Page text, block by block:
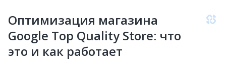
Оптимизация магазина
Google Top Quality Store: что
это и как работает